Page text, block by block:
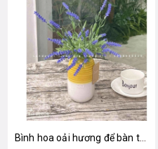
Bình hoa oải hương để bàn trang trí- CC973